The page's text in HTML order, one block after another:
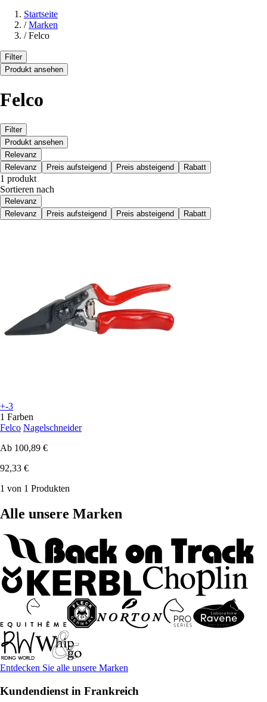
Startseite
/ Marken
/ Felco
Filter
Produkt ansehen
Felco
Filter
Produkt ansehen
Relevanz
Relevanz
Preis aufsteigend Preis absteigend Rabatt
1 produkt
Sortieren nach
Relevanz
Relevanz
Preis aufsteigend Preis absteigend Rabatt
+-3
1 Farben
Felco Nagelschneider
Ab 100,89 €
92,33 €
1 von 1 Produkten
Alle unsere Marken
Entdecken Sie alle unsere Marken
Kundendienst in Frankreich